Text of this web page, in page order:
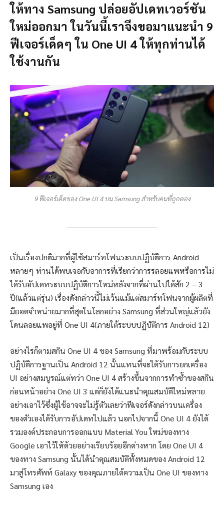
ให้ทาง Samsung ปล่อยอัปเดทเวอร์ชัน
ใหม่ออกมา ในวันนี้เราจึงขอมาแนะนำ 9
ฟีเจอร์เด็ดๆ ใน One UI 4 ให้ทุกท่านได้
ใช้งานกัน
9 ฟีเจอร์เด็ดของ One UI 4 บน Samsung สำหรับคนที่ถูกดอง
เป็นเรื่องปกติมากที่ผู้ใช้สมาร์ทโฟนระบบปฏิบัติการ Android
หลายๆ ท่านได้พบเจอกับอาการที่เรียกว่าการรลอยแพหรือการไม่
ได้รับอัปเดทระบบปฏิบัติการใหม่หลังจากที่ผ่านไปได้สัก 2 – 3
ปี(แล้วแต่รุ่น) เรื่องดังกล่าวนี้ไม่เว้นแม้แต่สมาร์ทโฟนจากผู้ผลิตที่
มียอดจำหน่ายมากที่สุดในโลกอย่าง Samsung ที่ส่วนใหญ่แล้วยัง
โดนลอยแพอยู่ที่ One UI 4(ภายใต้ระบบปฏิบัติการ Android 12)
อย่างไรก็ตามสกิน One UI 4 ของ Samsung ที่มาพร้อมกับระบบ
ปฏิบัติการฐานเป็น Android 12 นั้นแทนที่จะได้รับการยกเครื่อง
UI อย่างสมบูรณ์แต่ทว่า One UI 4 สร้างขึ้นจากการทำซ้ำของสกิน
ก่อนหน้าอย่าง One UI 3 แต่ก็ยังได้แนะนำคุณสมบัติใหม่หลาย
อย่างเอาไว้ซึ่งผู้ใช้อาจจะไม่รู้ตัวเลยว่าฟีเจอร์ดังกล่าวบนเครื่อง
ของตัวเองได้รับการอัปเดทไปแล้ว นอกไปจากนี้ One UI 4 ยังได้
รวมองค์ประกอบการออกแบบ Material You ใหม่ของทาง
Google เอาไว้ให้ด้วยอย่างเรียบร้อยอีกต่างหาก โดย One UI 4
ของทาง Samsung นั้นได้นำคุณสมบัติทั้งหมดของ Android 12
มาสู่โทรศัพท์ Galaxy ของคุณภายใต้ความเป็น One UI ของทาง
Samsung เอง